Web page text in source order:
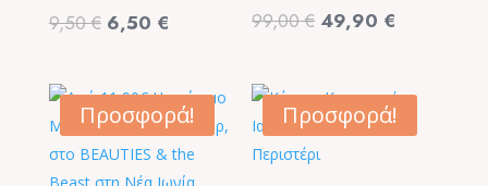
9,50€ Original
9,50 €.
6,50 €
είναι:
6,50 €.
99,00€ Original
99,00 €.
49,90 €
49,90 €.
Προσφορά! Προσφορά!